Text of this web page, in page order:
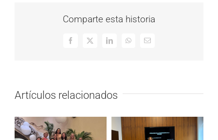
Comparte esta historia
FacebookTwitterLinkedInWhatsAppCorreo
Artículos relacionados